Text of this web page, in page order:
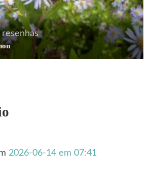
resenhas
2026-06-14 em 07:41